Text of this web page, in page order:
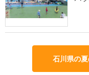
石川県の